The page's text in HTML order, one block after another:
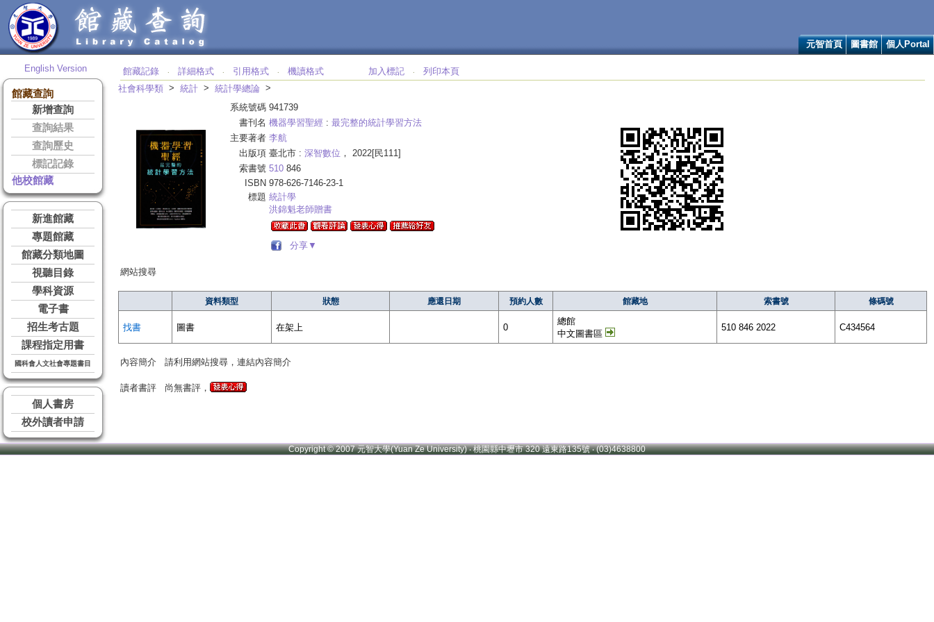
元智首頁 圖書館 個人Portal
English Version
館藏查詢
新增查詢
查詢結果
查詢歷史
標記記錄
他校館藏
新進館藏
專題館藏
館藏分類地圖
視聽目錄
學科資源
電子書
招生考古題
課程指定用書
國科會人文社會專題書目
個人書房
校外讀者申請
館藏記錄 ‧ 詳細格式 ‧ 引用格式 ‧ 機讀格式 加入標記 ‧
列印本頁
社會科學類 > 統計 > 統計學總論 >
系統號碼 941739
書刊名 機器學習聖經 : 最完整的統計學習方法
主要著者 李航
出版項 臺北市 : 深智數位 ， 2022[民111]
索書號 510 846
ISBN 978-626-7146-23-1
標題 統計學
洪錦魁老師贈書
分享▼
網站搜尋
資料類型 狀態 應還日期 預約人數 館藏地 索書號 條碼號
找書 圖書 在架上 0
總館
中文圖書區
510 846 2022 C434564
內容簡介 請利用網站搜尋，連結內容簡介
讀者書評 尚無書評，
Copyright © 2007 元智大學(Yuan Ze University) ‧ 桃園縣中壢市 320 遠東路135號 ‧ (03)4638800